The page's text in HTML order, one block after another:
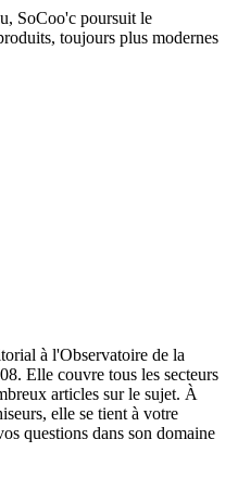
SoCoo'c poursuit le
toujours plus modernes
à l'Observatoire de la
Elle couvre tous les secteurs
articles sur le sujet. À
elle se tient à votre
questions dans son domaine